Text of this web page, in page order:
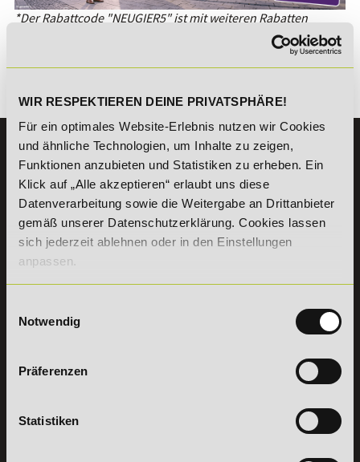
WIR RESPEKTIEREN DEINE PRIVATSPHÄRE!
Für ein optimales Website-Erlebnis nutzen wir Cookies
und ähnliche Technologien, um Inhalte zu zeigen,
Funktionen anzubieten und Statistiken zu erheben. Ein
Klick auf „Alle akzeptieren“ erlaubt uns diese
Datenverarbeitung sowie die Weitergabe an Drittanbieter
gemäß unserer Datenschutzerklärung. Cookies lassen
sich jederzeit ablehnen oder in den Einstellungen
anpassen.
Notwendig
Präferenzen
Statistiken
*Der Rabattcode "NEUGIER5" ist mit weiteren Rabatten
Es gibt keine Einträge mit diesem Anfangsbuchstaben.
KONTAKT
07191 - 22986 - 0
+49 (0) 7191 9513203
DeLSt GmbH - Deutsches eLearning Studieninstitut
Willy-Brandt-Platz 2
71522
Erreichbarkeit:
Samstag: 9:00 - 15:00 Uhr
Vertrag